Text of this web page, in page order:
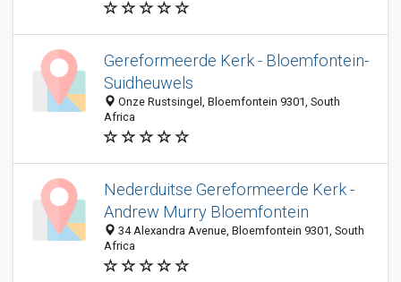
Gereformeerde Kerk - Bloemfontein-
Suidheuwels
Onze Rustsingel, Bloemfontein 9301, South
Africa
Nederduitse Gereformeerde Kerk -
Andrew Murry Bloemfontein
34 Alexandra Avenue, Bloemfontein 9301, South
Africa